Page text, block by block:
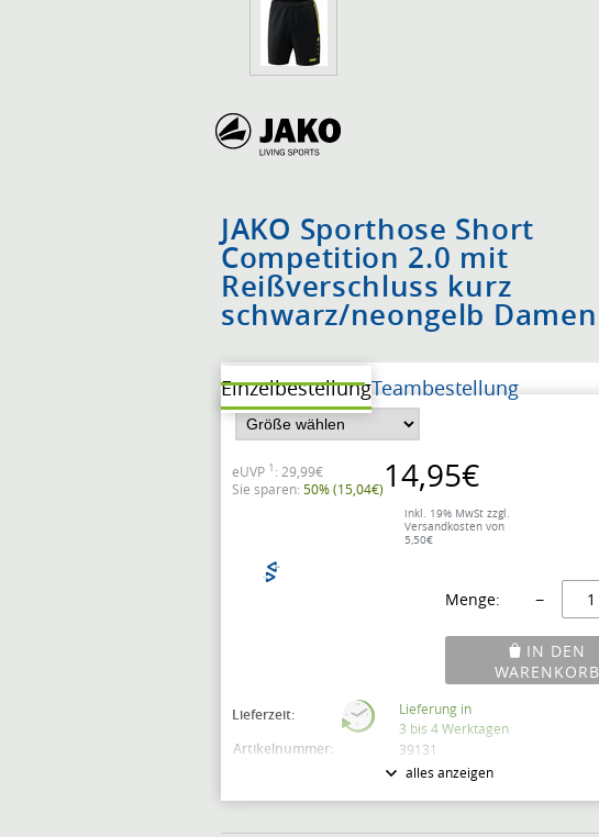
JAKO Sporthose Short
Competition 2.0 mit
Reißverschluss kurz
schwarz/neongelb Damen
EinzelbestellungTeambestellung
14,95€
inkl. 19% MwSt zzgl.
Versandkosten von
5,50€
eUVP 1 : 29,99€
Sie sparen: 50% (15,04€)
Menge: −
IN DEN
WARENKORB
Lieferzeit:
Lieferung in
3 bis 4 Werktagen
Artikelnummer: 39131
6218-33
Markteinführung: Januar 2018
alles anzeigen